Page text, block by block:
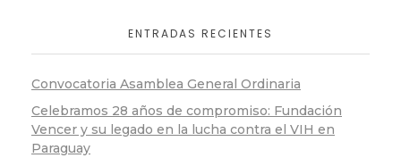
ENTRADAS RECIENTES
Convocatoria Asamblea General Ordinaria
Celebramos 28 años de compromiso: Fundación
Vencer y su legado en la lucha contra el VIH en
Paraguay